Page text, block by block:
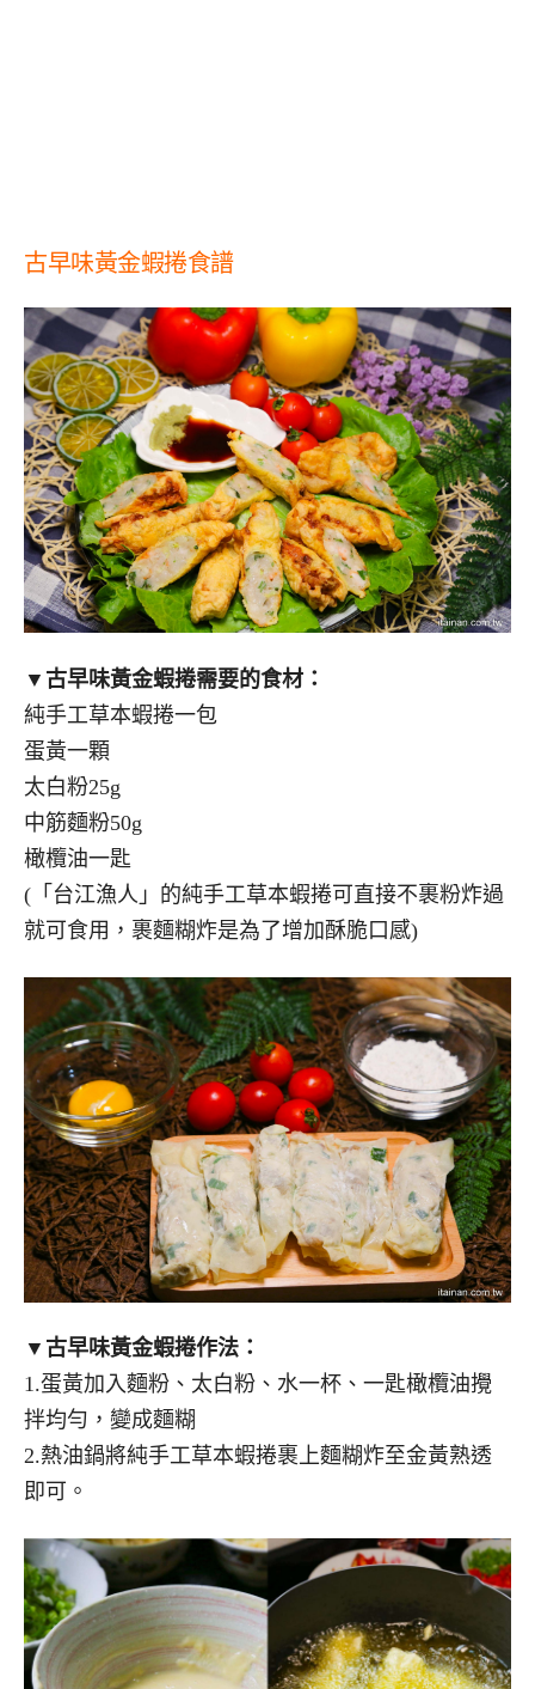
古早味黃金蝦捲食譜
▼古早味黃金蝦捲需要的食材：
純手工草本蝦捲一包
蛋黃一顆
太白粉25g
中筋麵粉50g
橄欖油一匙
(「台江漁人」的純手工草本蝦捲可直接不裹粉炸過
就可食用，裹麵糊炸是為了增加酥脆口感)
▼古早味黃金蝦捲作法：
1.蛋黃加入麵粉、太白粉、水一杯、一匙橄欖油攪
拌均勻，變成麵糊
2.熱油鍋將純手工草本蝦捲裹上麵糊炸至金黃熟透
即可。